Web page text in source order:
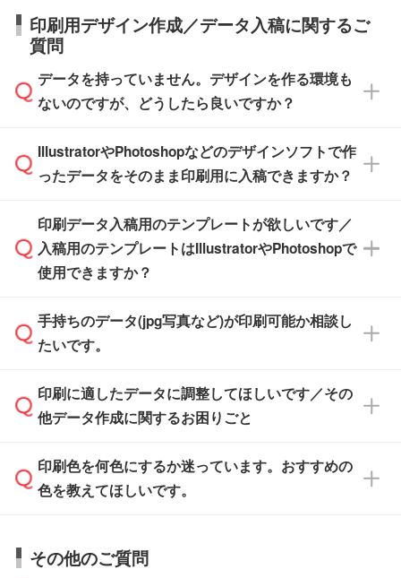
タッフまでお問い合わせください。
ル」に注文予定日をご入力いただくと、おおよ
その締切日や出荷目安をご確認いただけます。
品が決まりましたらお早めのご発注をお願いい
たします。
※土日祝日を除く営業日換算です。
※沖縄・離島は追加日数がかかります。
す。>>対象商品はこちら
※最短出荷日は商品によって異なります。各商
品ページにてご確認ください
す。(白箱、化粧箱、ブリスターパックなど)
【袋入り】 商品がひとつずつ袋に入っていま
す。(透明袋、デザイン袋など)
【個包装なし】 個包装がされていない状態で
※化粧箱から白箱への入れ替えや、オリジナル
箱の作成は原則承っておりません。
日本全国へお届けが可能です。なお、海外への
直接納品は行っておりませんので予めご了承く
ださい。
印刷用デザイン作成／データ入稿に関するご
質問
データを持っていません。デザインを作る環境も
ないのですが、どうしたら良いですか？
無料の「デザインシミュレーター」を使えば、
PCやスマホから簡単にデザインを作成できま
ザインソフトがなくても安心です。
また、「データ作成サービス
せいただければ、弊社にて無料でデザインデー
タを1点作成いたします。
IllustratorやPhotoshopなどのデザインソフトで作
ったデータをそのまま印刷用に入稿できますか？
IllustratorやPhotoshop、CLIP STUDIOなどのデ
ザインソフトでこだわりのデザインを作成した
い方は、完全データ入稿
積・ご注文フォームにアップロードしてご入稿
ください。
ご入稿後は経験豊富なスタッフがデータに不備
がないかチェックし、お客様と確認してから印
刷に進みますので、ご安心ください。
印刷データ入稿用のテンプレートが欲しいです／
入稿用のテンプレートはIllustratorやPhotoshopで
使用できますか？
一部商品は入稿用テンプレートのご用意があり
ます。各商品ページの『印刷方法・テンプレー
入稿用のテンプレートはPDF形式ですが、
IllustratorやPhotoshopで開いてご利用いただけ
方」をご確認ください。
手持ちのデータ(jpg写真など)が印刷可能か相談し
たいです。
印刷に適したデータ・解像度かどうか、担当ス
タッフが事前に確認いたします。
ムへ添付いただくか、担当スタッフ宛にメール
でお送りください。
い合わせください。
印刷に適したデータに調整してほしいです／その
他データ作成に関するお困りごと
データ作成でお困りの際には、担当スタッフが
サポートいたしますのでお気軽にご相談くださ
から添付してお送りください。
印刷色を何色にするか迷っています。おすすめの
色を教えてほしいです。
相談いただきますと、担当スタッフがお客様の
その他のご質問